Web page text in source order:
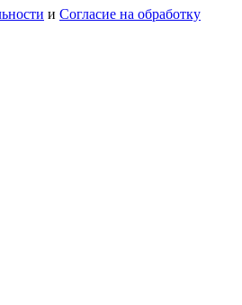
и Согласие на обработку